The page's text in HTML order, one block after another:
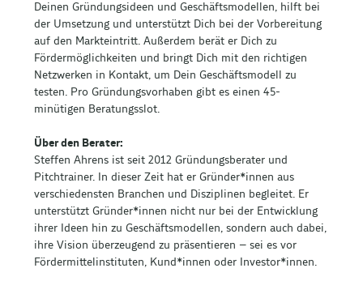
Deinen Gründungsideen und Geschäftsmodellen, hilft bei
der Umsetzung und unterstützt Dich bei der Vorbereitung
auf den Markteintritt. Außerdem berät er Dich zu
Fördermöglichkeiten und bringt Dich mit den richtigen
Netzwerken in Kontakt, um Dein Geschäftsmodell zu
testen. Pro Gründungsvorhaben gibt es einen 45-
minütigen Beratungsslot.
Über den Berater:
Steffen Ahrens ist seit 2012 Gründungsberater und
Pitchtrainer. In dieser Zeit hat er Gründer*innen aus
verschiedensten Branchen und Disziplinen begleitet. Er
unterstützt Gründer*innen nicht nur bei der Entwicklung
ihrer Ideen hin zu Geschäftsmodellen, sondern auch dabei,
ihre Vision überzeugend zu präsentieren – sei es vor
Fördermittelinstituten, Kund*innen oder Investor*innen.